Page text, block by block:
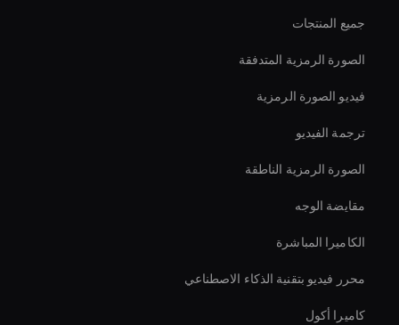
جميع المنتجات
الصورة الرمزية المتدفقة
فيديو الصورة الرمزية
ترجمة الفيديو
الصورة الرمزية الناطقة
مقايضة الوجه
الكاميرا المباشرة
محرر فيديو بتقنية الذكاء الاصطناعي
كاميرا أكول